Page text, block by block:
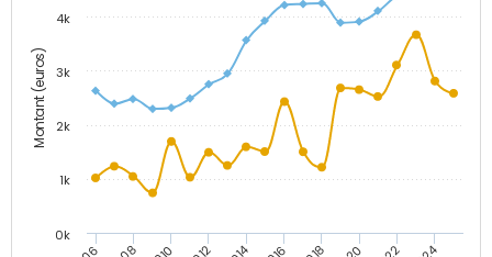
Montant (euros)
0k
1k
2k
3k
4k